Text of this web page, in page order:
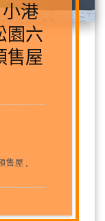
小港
園六
售屋
售屋